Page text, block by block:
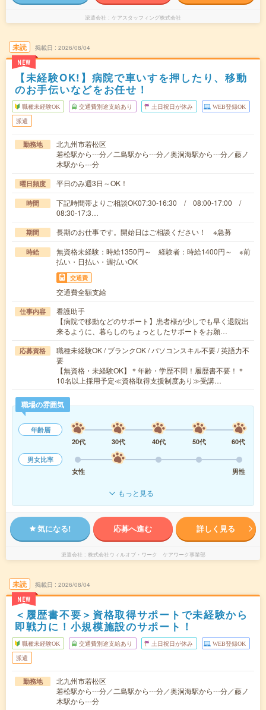
派遣会社 ケアスタッフィング株式会社
未読
NEW
掲載日 2026/08/04
【未経験OK!】病院で車いすを押したり、移動
のお手伝いなどをお任せ！
職種未経験OK 交通費別途支給あり 土日祝日が休み WEB登録OK
派遣
勤務地
北九州市若松区
若松駅から---分／二島駅から---分／奥洞海駅から---分／藤ノ
木駅から---分
曜日頻度 平日のみ週3日～OK！
時間
下記時間帯よりご相談OK07:30-16:30 / 08:00-17:00 /
08:30-17:3…
期間 長期のお仕事です。開始日はご相談ください！ ※急募
時給
無資格未経験：時給1350円～ 経験者：時給1400円～ ※前
払い・日払い・週払いOK
交通費
交通費全額支給
仕事内容
看護助手
【病院で移動などのサポート】患者様が少しでも早く退院出
来るように、暮らしのちょっとしたサポートをお願…
応募資格
職種未経験OK / ブランクOK / パソコンスキル不要 / 英語力不
要
【無資格・未経験OK】＊年齢・学歴不問！履歴書不要！＊
10名以上採用予定≪資格取得支援制度あり≫受講…
職場の雰囲気
年齢層
20代
30代 40代 50代
60代
男女比率
女性
男性
もっと見る
気になる! 応募へ進む 詳しく見る
派遣会社 株式会社ウィルオブ・ワーク ケアワーク事業部
未読
NEW
掲載日 2026/08/04
＜履歴書不要＞資格取得サポートで未経験から
即戦力に！小規模施設のサポート！
職種未経験OK 交通費別途支給あり 土日祝日が休み WEB登録OK
派遣
勤務地
北九州市若松区
若松駅から---分／二島駅から---分／奥洞海駅から---分／藤ノ
木駅から---分